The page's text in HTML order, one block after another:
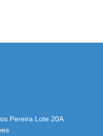
Pereira Lote 20A